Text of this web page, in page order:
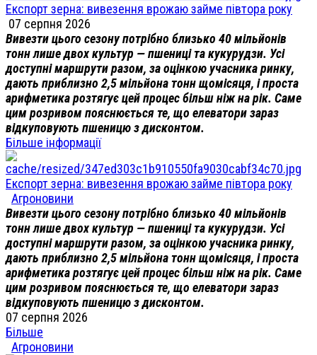
Експорт зерна: вивезення врожаю займе півтора року
07 серпня 2026
Вивезти цього сезону потрібно близько 40 мільйонів
тонн лише двох культур — пшениці та кукурудзи. Усі
доступні маршрути разом, за оцінкою учасника ринку,
дають приблизно 2,5 мільйона тонн щомісяця, і проста
арифметика розтягує цей процес більш ніж на рік. Саме
цим розривом пояснюється те, що елеватори зараз
відкуповують пшеницю з дисконтом.
Більше інформації
Експорт зерна: вивезення врожаю займе півтора року
Агроновини
Вивезти цього сезону потрібно близько 40 мільйонів
тонн лише двох культур — пшениці та кукурудзи. Усі
доступні маршрути разом, за оцінкою учасника ринку,
дають приблизно 2,5 мільйона тонн щомісяця, і проста
арифметика розтягує цей процес більш ніж на рік. Саме
цим розривом пояснюється те, що елеватори зараз
відкуповують пшеницю з дисконтом.
07 серпня 2026
Більше
Агроновини